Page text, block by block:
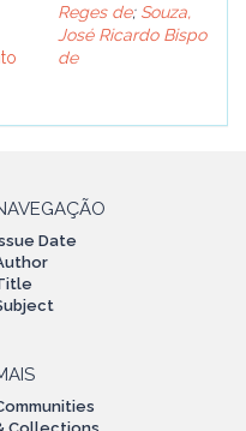
Reges de; Souza,
José Ricardo Bispo
de
Date